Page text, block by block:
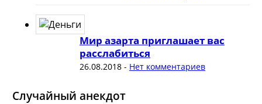
Мир азарта приглашает вас
расслабиться
26.08.2018- Нет комментариев
Случайный анекдот